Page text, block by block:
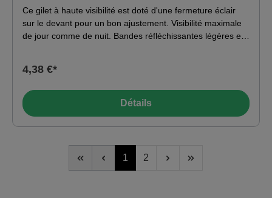
Ce gilet à haute visibilité est doté d'une fermeture éclair
sur le devant pour un bon ajustement. Visibilité maximale
de jour comme de nuit. Bandes réfléchissantes légères et
Norme : EN ISO 20471:2013 Matériau : 100 % polyester
4,38 €*
Détails
1 2